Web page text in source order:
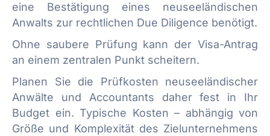
eine Bestätigung eines neuseeländischen
Anwalts zur rechtlichen Due Diligence benötigt.
Ohne saubere Prüfung kann der Visa-Antrag
an einem zentralen Punkt scheitern.
Planen Sie die Prüfkosten neuseeländischer
Anwälte und Accountants daher fest in Ihr
Budget ein. Typische Kosten – abhängig von
Größe und Komplexität des Zielunternehmens